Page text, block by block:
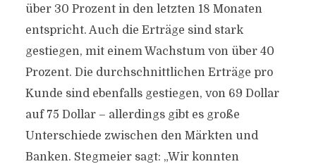
über 30 Prozent in den letzten 18 Monaten
entspricht. Auch die Erträge sind stark
gestiegen, mit einem Wachstum von über 40
Prozent. Die durchschnittlichen Erträge pro
Kunde sind ebenfalls gestiegen, von 69 Dollar
auf 75 Dollar – allerdings gibt es große
Unterschiede zwischen den Märkten und
Banken. Stegmeier sagt: „Wir konnten